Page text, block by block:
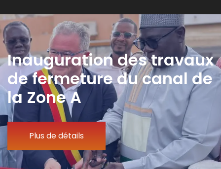
Inauguration des travaux
de fermeture du canal de
la Zone A
Plus de détails